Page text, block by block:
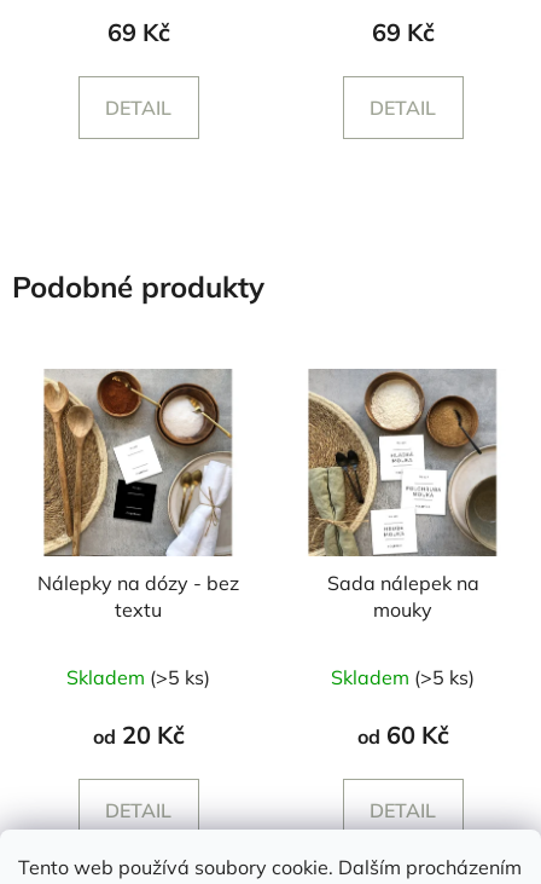
Tento web používá soubory cookie. Dalším procházením
produktu
5,0
z
69 Kč
DETAIL
produktu
5,0
z
69 Kč
DETAIL
Podobné produkty
Nálepky na dózy - bez
textu
Skladem (>5 ks)
od 20 Kč
DETAIL
Sada nálepek na
mouky
hodnocení
produktu
5,0
z
Skladem (>5 ks)
od 60 Kč
DETAIL